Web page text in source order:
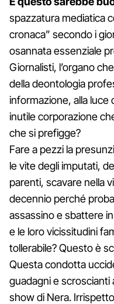
spazzatura mediatica
cronaca” secondo i
osannata essenziale
Giornalisti, l’organo
della deontologia
informazione, alla luce
inutile corporazione
che si prefigge?
Fare a pezzi la
le vite degli imputati,
parenti, scavare nella
decennio perché
assassino e sbattere
e le loro vicissitudini
tollerabile? Questo è
Questa condotta
guadagni e scroscianti
show di Nera.